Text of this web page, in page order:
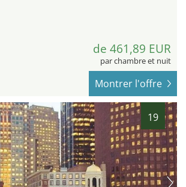
de 461,89 EUR
par chambre et nuit
Montrer l'offre
19